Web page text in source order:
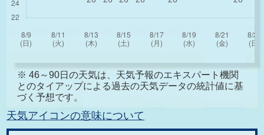
※ 46～90日の天気は、天気予報のエキスパート機関
とのタイアップによる過去の天気データの統計値に基
づく予想です。
天気アイコンの意味について